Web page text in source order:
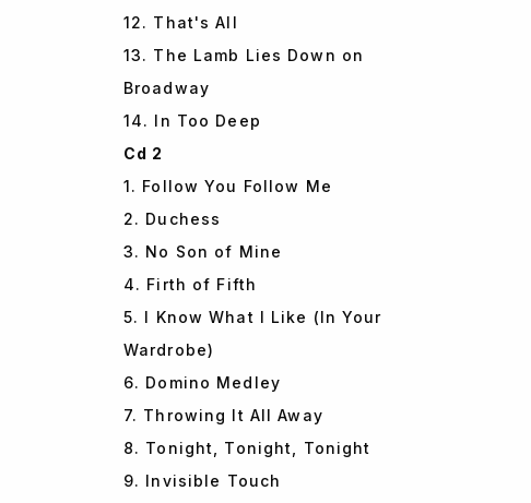
12. That's All
13. The Lamb Lies Down on
Broadway
14. In Too Deep
Cd 2
1. Follow You Follow Me
2. Duchess
3. No Son of Mine
4. Firth of Fifth
5. I Know What I Like (In Your
Wardrobe)
6. Domino Medley
7. Throwing It All Away
8. Tonight, Tonight, Tonight
9. Invisible Touch